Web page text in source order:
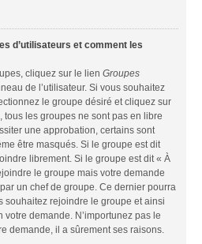
d’utilisateurs et comment les
cliquez sur le lien Groupes
de l’utilisateur. Si vous souhaitez
le groupe désiré et cliquez sur
tous les groupes ne sont pas en libre
une approbation, certains sont
être masqués. Si le groupe est dit
librement. Si le groupe est dit « À
le groupe mais votre demande
un chef de groupe. Ce dernier pourra
souhaitez rejoindre le groupe et ainsi
votre demande. N’importunez pas le
demande, il a sûrement ses raisons.